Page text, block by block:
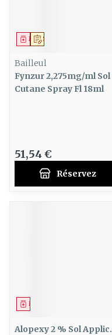
Sur prescription
Médicament
Bailleul
Fynzur 2,275mg/ml Sol
Cutane Spray Fl 18ml
51,54 €
Réservez
Médicament
Alopexy 2 % Sol Applic.